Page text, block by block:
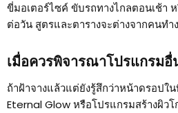
ขี่มอเตอร์ไซค์ ขับรถทางไกลตอนเช้า
ต่อวัน สูตรและตารางจะต่างจากคนท
เมื่อควรพิจารณาโปรแกรมอื่
ถ้าฝ้าจางแล้วแต่ยังรู้สึกว่าหน้าดรอปใ
Eternal Glow หรือโปรแกรมสร้างผิว